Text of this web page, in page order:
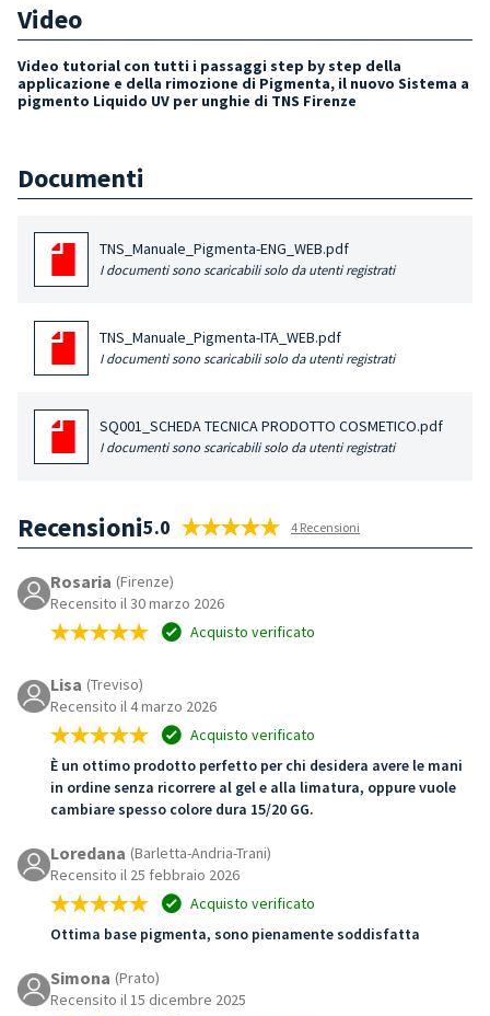
Video
Video tutorial con tutti i passaggi step by step della
applicazione e della rimozione di Pigmenta, il nuovo Sistema a
pigmento Liquido UV per unghie di TNS Firenze
Documenti
TNS_Manuale_Pigmenta-ENG_WEB.pdf
I documenti sono scaricabili solo da utenti registrati
TNS_Manuale_Pigmenta-ITA_WEB.pdf
I documenti sono scaricabili solo da utenti registrati
SQ001_SCHEDA TECNICA PRODOTTO COSMETICO.pdf
I documenti sono scaricabili solo da utenti registrati
Recensioni5.0 4 Recensioni
Rosaria (Firenze)
Recensito il 30 marzo 2026
Acquisto verificato
Lisa (Treviso)
Recensito il 4 marzo 2026
Acquisto verificato
È un ottimo prodotto perfetto per chi desidera avere le mani
in ordine senza ricorrere al gel e alla limatura, oppure vuole
cambiare spesso colore dura 15/20 GG.
Loredana (Barletta-Andria-Trani)
Recensito il 25 febbraio 2026
Acquisto verificato
Ottima base pigmenta, sono pienamente soddisfatta
Simona (Prato)
Recensito il 15 dicembre 2025